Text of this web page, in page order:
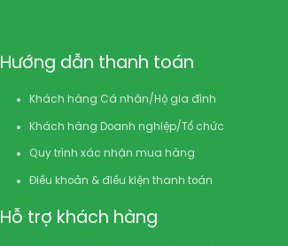
Hướng dẫn thanh toán
Khách hàng Cá nhân/Hộ gia đình
Khách hàng Doanh nghiệp/Tổ chức
Quy trình xác nhận mua hàng
Điều khoản & điều kiện thanh toán
Hỗ trợ khách hàng